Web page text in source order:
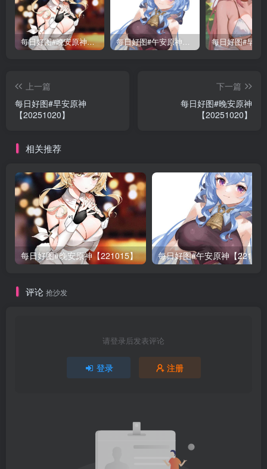
每日好图#晚安原神【221015】 每日好图#午安原神【221014】
上一篇
每日好图#早安原神
【20251020】
下一篇
每日好图#晚安原神
【20251020】
相关推荐
每日好图#晚安原神【221015】 每日好图#午安原神【
评论 抢沙发
请登录后发表评论
登录 注册